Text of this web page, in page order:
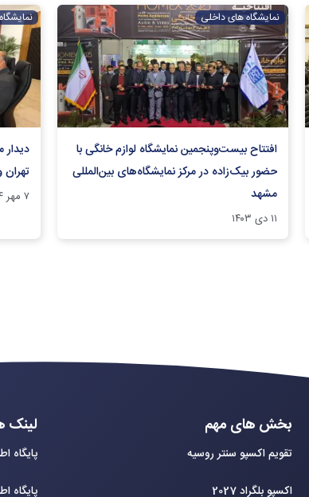
نمایشگاه های داخلی
افتتاح بیست‌وپنجمین نمایشگاه لوازم خانگی با
حضور بیک‌زاده در مرکز نمایشگاه‌های بین‌المللی
مشهد
۱۱ دی ۱۴۰۳
دیدار
۷ مهر ۱۴۰۴
بخش های مهم
تقویم اکسپو سنتر روسیه
اکسپو بلگراد 2027
لینک
پایگاه
پایگاه